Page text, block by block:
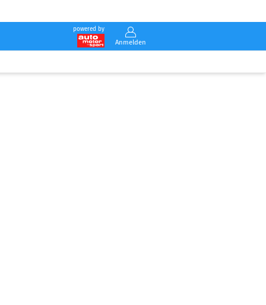
powered by
Anmelden